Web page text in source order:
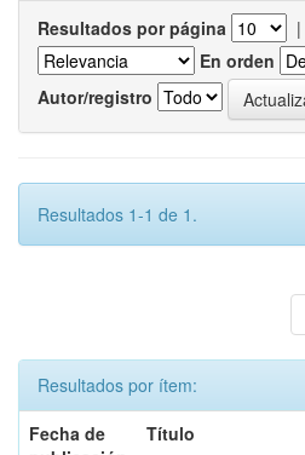
Resultados por página |
En orden
Autor/registro
Resultados 1-1 de 1.
Resultados por ítem:
Fecha de
Título